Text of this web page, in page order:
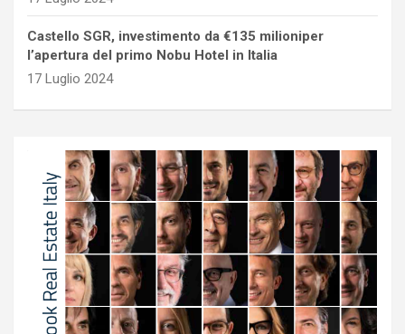
Castello SGR, investimento da €135 milioniper
l’apertura del primo Nobu Hotel in Italia
17 Luglio 2024